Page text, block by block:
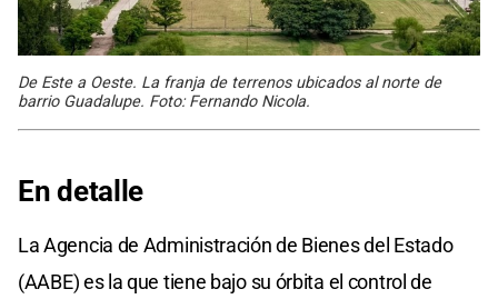
De Este a Oeste. La franja de terrenos ubicados al norte de
barrio Guadalupe. Foto: Fernando Nicola.
En detalle
La Agencia de Administración de Bienes del Estado
(AABE) es la que tiene bajo su órbita el control de